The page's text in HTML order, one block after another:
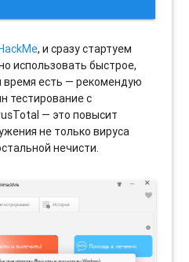
, и сразу стартуем
использовать быстрое,
время есть — рекомендую
тестирование с
— это повысит
не только вируса
нечисти.